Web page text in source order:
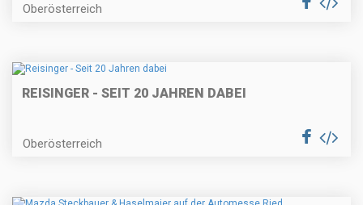
Oberösterreich
REISINGER - SEIT 20 JAHREN DABEI
Oberösterreich